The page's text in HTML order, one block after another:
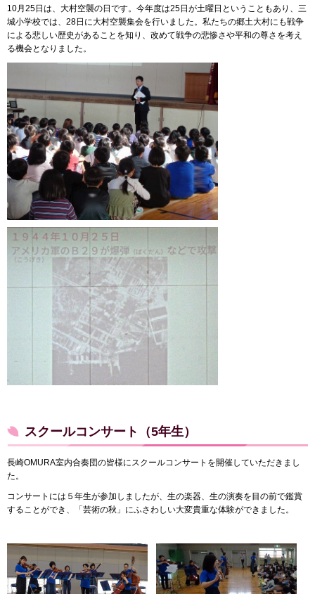
10月25日は、大村空襲の日です。今年度は25日が土曜日ということもあり、三
城小学校では、28日に大村空襲集会を行いました。私たちの郷土大村にも戦争
による悲しい歴史があることを知り、改めて戦争の悲惨さや平和の尊さを考え
る機会となりました。
スクールコンサート（5年生）
長崎OMURA室内合奏団の皆様にスクールコンサートを開催していただきまし
た。
コンサートには５年生が参加しましたが、生の楽器、生の演奏を目の前で鑑賞
することができ、「芸術の秋」にふさわしい大変貴重な体験ができました。